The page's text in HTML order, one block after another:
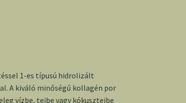
1-es típusú hidrolizált
A kiváló minőségű kollagén por
vízbe, tejbe vagy kókusztejbe